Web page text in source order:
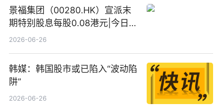
景福集团（00280.HK）宣派末
期特别股息每股0.08港元|今日快
看
2026-06-26
韩媒：韩国股市或已陷入“波动陷
阱”
2026-06-26